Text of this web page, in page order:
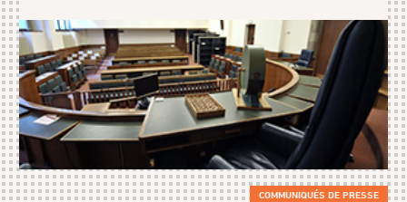
COMMUNIQUÉS DE PRESSE